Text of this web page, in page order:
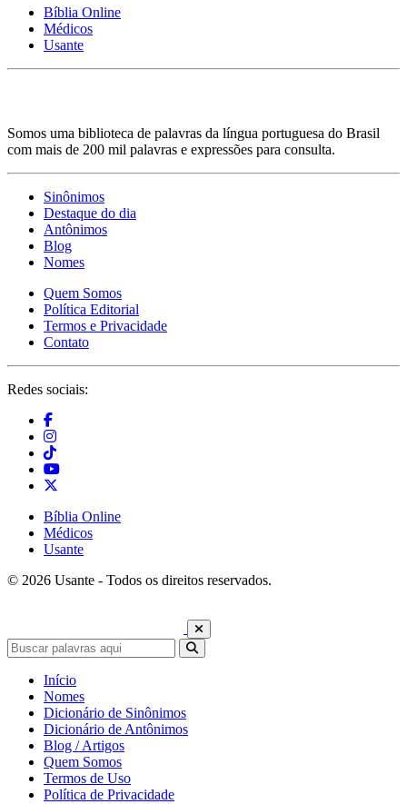
Bíblia Online
Médicos
Usante
Somos uma biblioteca de palavras da língua portuguesa do Brasil
com mais de 200 mil palavras e expressões para consulta.
Sinônimos
Destaque do dia
Antônimos
Blog
Nomes
Quem Somos
Política Editorial
Termos e Privacidade
Contato
Redes sociais:
Bíblia Online
Médicos
Usante
© 2026 Usante - Todos os direitos reservados.
Início
Nomes
Dicionário de Sinônimos
Dicionário de Antônimos
Blog / Artigos
Quem Somos
Termos de Uso
Política de Privacidade